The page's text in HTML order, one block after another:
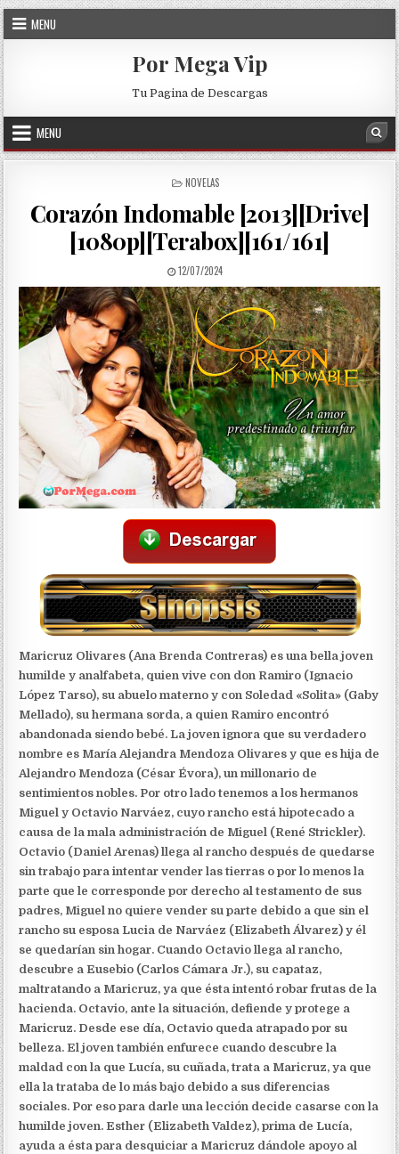
Skip to content
MENU
Por Mega Vip
Tu Pagina de Descargas
MENU
POSTED IN
NOVELAS
Corazón Indomable [2013][Drive]
[1080p][Terabox][161/161]
PUBLISHED DATE:
12/07/2024
Maricruz Olivares (Ana Brenda Contreras) es una bella joven
humilde y analfabeta, quien vive con don Ramiro (Ignacio
López Tarso), su abuelo materno y con Soledad «Solita» (Gaby
Mellado), su hermana sorda, a quien Ramiro encontró
abandonada siendo bebé. La joven ignora que su verdadero
nombre es María Alejandra Mendoza Olivares y que es hija de
Alejandro Mendoza (César Évora), un millonario de
sentimientos nobles. Por otro lado tenemos a los hermanos
Miguel y Octavio Narváez, cuyo rancho está hipotecado a
causa de la mala administración de Miguel (René Strickler).
Octavio (Daniel Arenas) llega al rancho después de quedarse
sin trabajo para intentar vender las tierras o por lo menos la
parte que le corresponde por derecho al testamento de sus
padres, Miguel no quiere vender su parte debido a que sin el
rancho su esposa Lucia de Narváez (Elizabeth Álvarez) y él
se quedarían sin hogar. Cuando Octavio llega al rancho,
descubre a Eusebio (Carlos Cámara Jr.), su capataz,
maltratando a Maricruz, ya que ésta intentó robar frutas de la
hacienda. Octavio, ante la situación, defiende y protege a
Maricruz. Desde ese día, Octavio queda atrapado por su
belleza. El joven también enfurece cuando descubre la
maldad con la que Lucía, su cuñada, trata a Maricruz, ya que
ella la trataba de lo más bajo debido a sus diferencias
sociales. Por eso para darle una lección decide casarse con la
humilde joven. Esther (Elizabeth Valdez), prima de Lucía,
ayuda a ésta para desquiciar a Maricruz dándole apoyo al